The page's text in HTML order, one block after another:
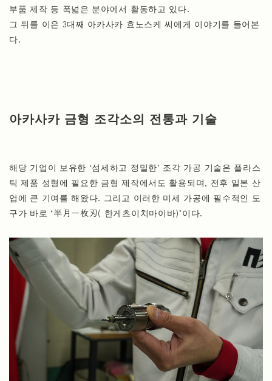
부품 제작 등 폭넓은 분야에서 활동하고 있다.
그 뒤를 이은 3대째 아카사카 효노스케 씨에게 이야기를 들어본
다.
아카사카 금형 조각소의 전통과 기술
해당 기업이 보유한 ‘섬세하고 정밀한’ 조각 가공 기술은 플라스
틱 제품 성형에 필요한 금형 제작에서도 활용되며, 전후 일본 산
업에 큰 기여를 해왔다. 그리고 이러한 미세 가공에 필수적인 도
구가 바로 ‘半月一枚刃( 한게츠이치마이바)’이다.